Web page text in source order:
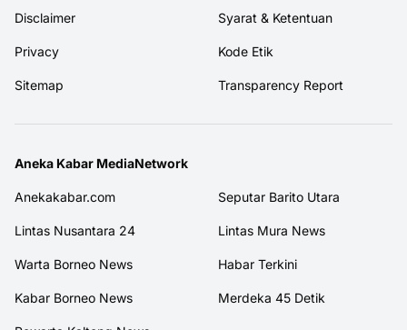
Disclaimer Syarat & Ketentuan
Privacy Kode Etik
Sitemap Transparency Report
Aneka Kabar MediaNetwork
Anekakabar.com Seputar Barito Utara
Lintas Nusantara 24 Lintas Mura News
Warta Borneo News Habar Terkini
Kabar Borneo News Merdeka 45 Detik